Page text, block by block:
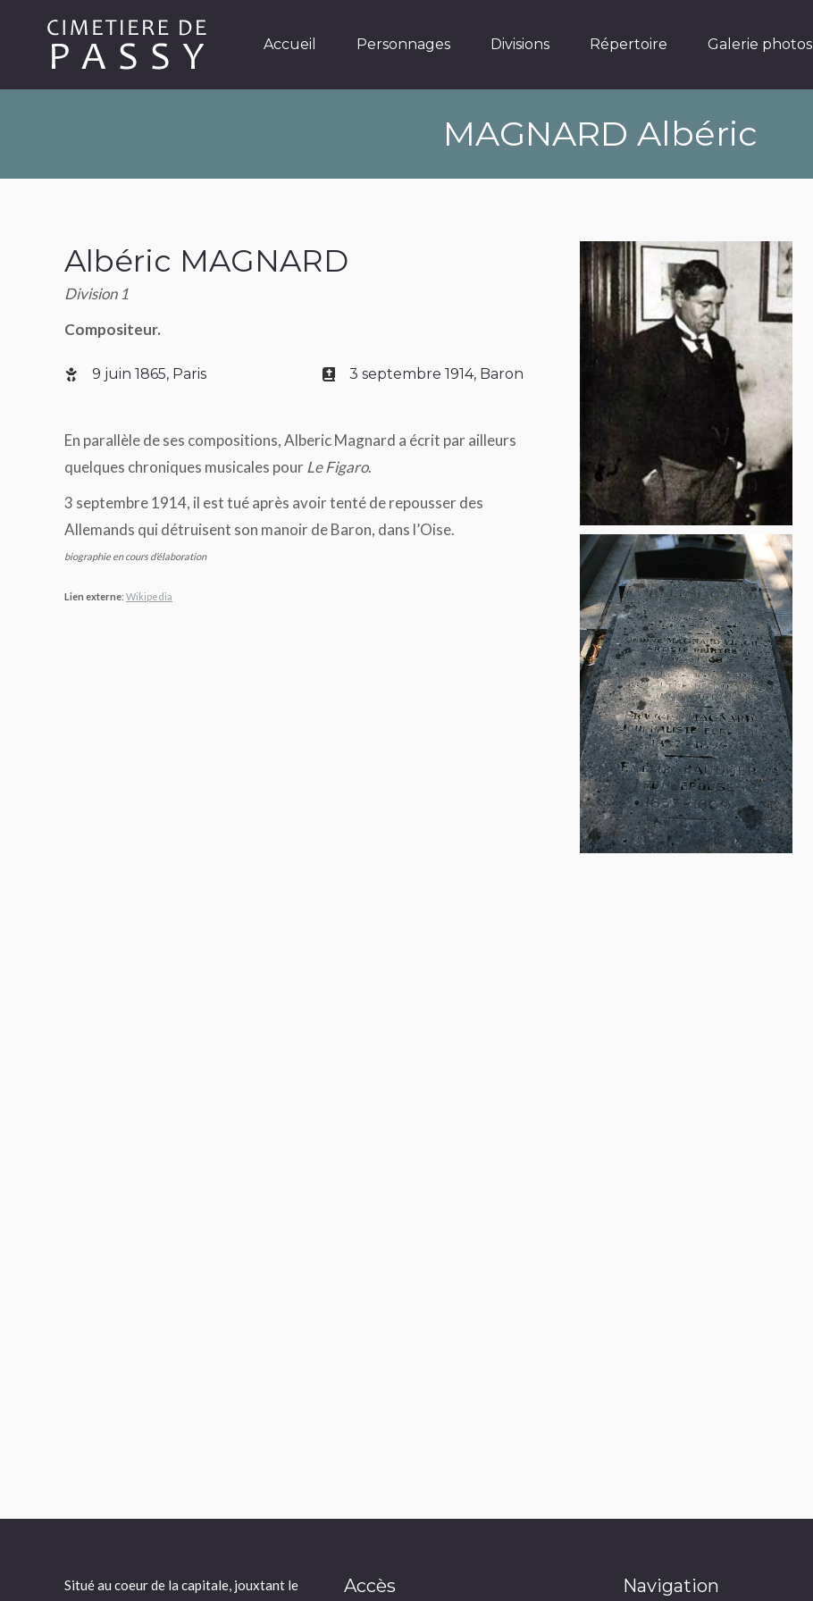
Accueil Personnages Divisions Répertoire Galerie photos
MAGNARD Albéric
Albéric MAGNARD
Division 1
Compositeur.
9 juin 1865, Paris 3 septembre 1914, Baron
En parallèle de ses compositions, Alberic Magnard a écrit par ailleurs
quelques chroniques musicales pourLe Figaro.
3 septembre 1914, il est tué après avoir tenté de repousser des
Allemands qui détruisent son manoir de Baron, dans l’Oise.
biographie en cours d’élaboration
Lien externe: Wikipedia
Situé au coeur de la capitale, jouxtant le Accès Navigation